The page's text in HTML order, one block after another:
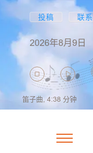
投稿 联系
2026年8月9日
笛子曲, 4:38 分钟